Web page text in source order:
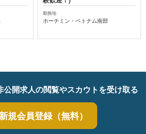
勤務地
ホーチミン・ベトナム南部
公開求人の閲覧やスカウトを受け取る
規会員登録（無料）